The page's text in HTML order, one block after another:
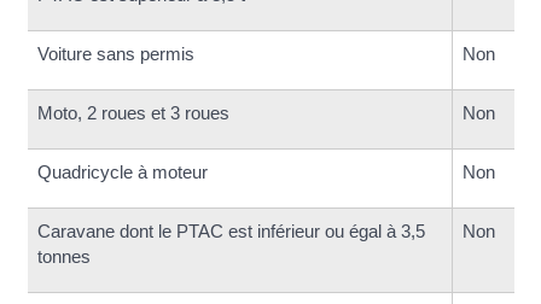
Voiture sans permis Non
Moto, 2 roues et 3 roues Non
Quadricycle à moteur Non
Caravane dont le PTAC est inférieur ou égal à 3,5
tonnes
Non